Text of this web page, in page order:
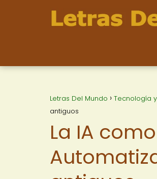
Letras Del Mundo Tecnología
antiguos
La IA